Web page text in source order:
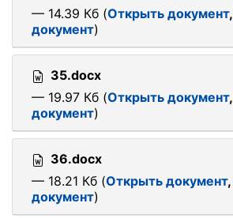
— 14.39 Кб (Открыть документ,
документ)
35.docx
— 19.97 Кб (Открыть документ,
документ)
36.docx
— 18.21 Кб (Открыть документ,
документ)